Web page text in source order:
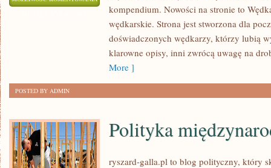
ZAWODY
WĘDKARSKIE
kompendium. Nowości na stronie to
wędkarskie. Strona jest stworzona dla
doświadczonych wędkarzy, którzy lubią
klarowne opisy, inni zwrócą uwagę na
More ]
POSTED BY ADMIN
Polityka
ryszard-galla.pl to blog polityczny, który